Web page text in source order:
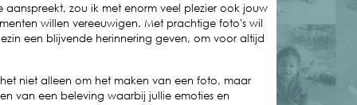
aanspreekt, zou ik met enorm veel plezier ook jouw
willen vereeuwigen. Met prachtige foto's wil
een blijvende herinnering geven, om voor altijd
niet alleen om het maken van een foto, maar
van een beleving waarbij jullie emoties en